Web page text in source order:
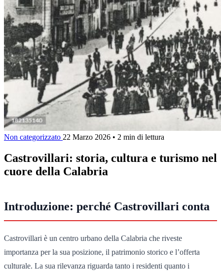
Non categorizzato 22 Marzo 2026 • 2 min di lettura
Castrovillari: storia, cultura e turismo nel
cuore della Calabria
Introduzione: perché Castrovillari conta
Castrovillari è un centro urbano della Calabria che riveste
importanza per la sua posizione, il patrimonio storico e l’offerta
culturale. La sua rilevanza riguarda tanto i residenti quanto i